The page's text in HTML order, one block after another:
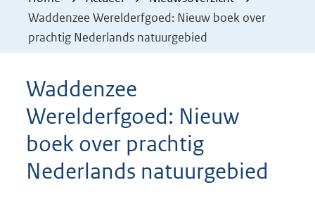
Waddenzee Werelderfgoed: Nieuw boek over
prachtig Nederlands natuurgebied
Waddenzee
Werelderfgoed: Nieuw
boek over prachtig
Nederlands natuurgebied